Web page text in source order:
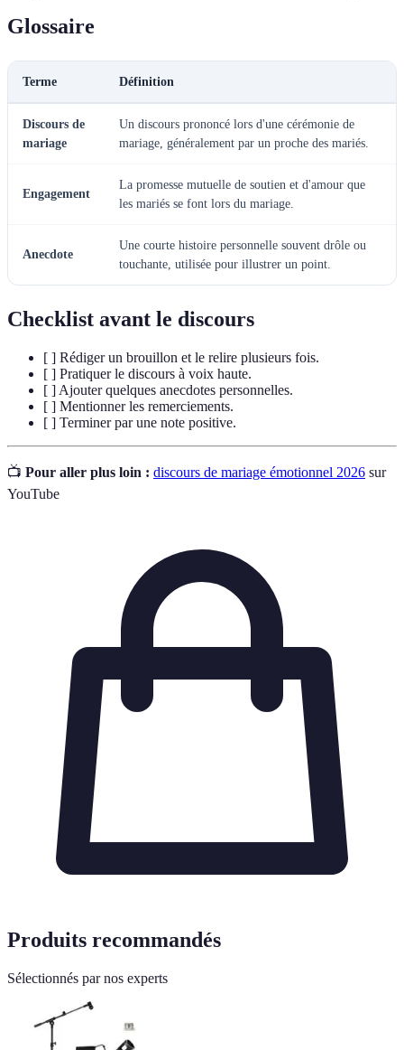
Glossaire
Terme Définition
Discours de
mariage
Un discours prononcé lors d'une cérémonie de
mariage, généralement par un proche des mariés.
Engagement
La promesse mutuelle de soutien et d'amour que
les mariés se font lors du mariage.
Anecdote
Une courte histoire personnelle souvent drôle ou
touchante, utilisée pour illustrer un point.
Checklist avant le discours
[ ] Rédiger un brouillon et le relire plusieurs fois.
[ ] Pratiquer le discours à voix haute.
[ ] Ajouter quelques anecdotes personnelles.
[ ] Mentionner les remerciements.
[ ] Terminer par une note positive.
📺 Pour aller plus loin : discours de mariage émotionnel 2026 sur
YouTube
Produits recommandés
Sélectionnés par nos experts